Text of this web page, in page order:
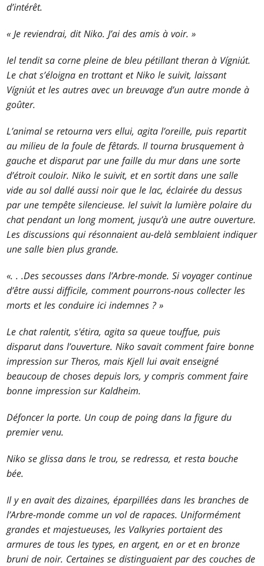
d’intérêt.
« Je reviendrai, dit Niko. J’ai des amis à voir. »
Iel tendit sa corne pleine de bleu pétillant theran à Vígniút.
Le chat s’éloigna en trottant et Niko le suivit, laissant
Vígniút et les autres avec un breuvage d’un autre monde à
goûter.
L’animal se retourna vers ellui, agita l’oreille, puis repartit
au milieu de la foule de fêtards. Il tourna brusquement à
gauche et disparut par une faille du mur dans une sorte
d’étroit couloir. Niko le suivit, et en sortit dans une salle
vide au sol dallé aussi noir que le lac, éclairée du dessus
par une tempête silencieuse. Iel suivit la lumière polaire du
chat pendant un long moment, jusqu’à une autre ouverture.
Les discussions qui résonnaient au-delà semblaient indiquer
une salle bien plus grande.
«. . .Des secousses dans l’Arbre-monde. Si voyager continue
d’être aussi difficile, comment pourrons-nous collecter les
morts et les conduire ici indemnes ? »
Le chat ralentit, s'étira, agita sa queue touffue, puis
disparut dans l’ouverture. Niko savait comment faire bonne
impression sur Theros, mais Kjell lui avait enseigné
beaucoup de choses depuis lors, y compris comment faire
bonne impression sur Kaldheim.
Défoncer la porte. Un coup de poing dans la figure du
premier venu.
Niko se glissa dans le trou, se redressa, et resta bouche
bée.
Il y en avait des dizaines, éparpillées dans les branches de
l’Arbre-monde comme un vol de rapaces. Uniformément
grandes et majestueuses, les Valkyries portaient des
armures de tous les types, en argent, en or et en bronze
bruni de noir. Certaines se distinguaient par des couches de